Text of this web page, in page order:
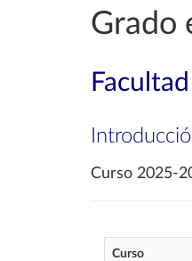
Grado
Curso 2025-
Curso